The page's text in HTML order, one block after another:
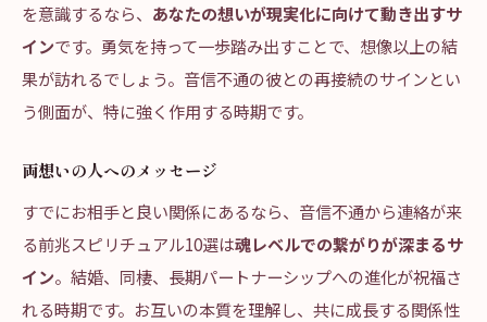
を意識するなら、 あなたの想いが現実化に向けて動き出すサ
インです。勇気を持って一歩踏み出すことで、想像以上の結
果が訪れるでしょう。音信不通の彼との再接続のサインとい
う側面が、特に強く作用する時期です。
両想いの人へのメッセージ
すでにお相手と良い関係にあるなら、音信不通から連絡が来
る前兆スピリチュアル10選は魂レベルでの繋がりが深まるサ
イン。結婚、同棲、長期パートナーシップへの進化が祝福さ
れる時期です。お互いの本質を理解し、共に成長する関係性